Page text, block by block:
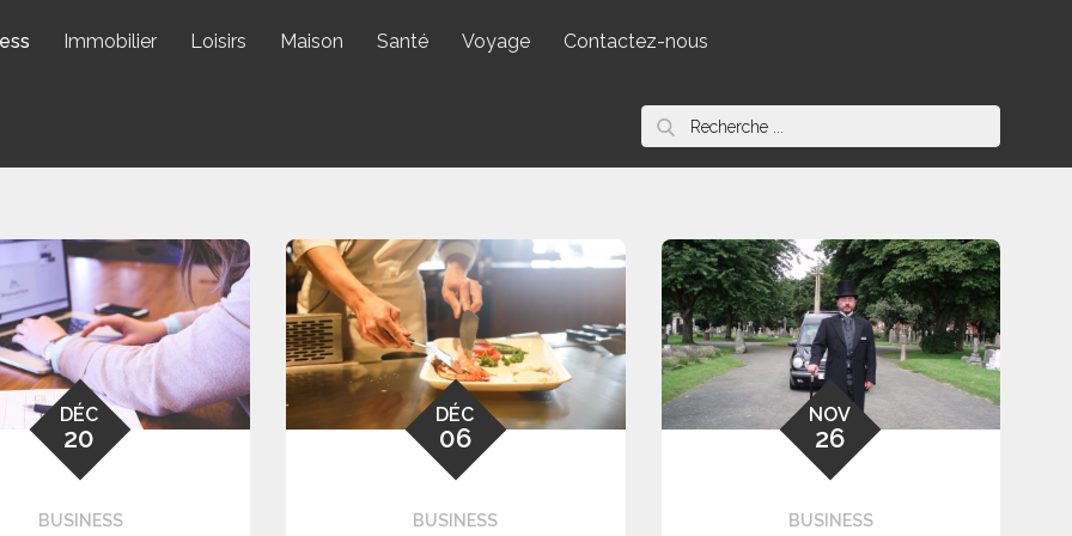
Immobilier Loisirs Maison Santé Voyage Contactez-nous
Search
for:
DÉC
20
BUSINESS
DÉC
06
BUSINESS
NOV
26
BUSINESS